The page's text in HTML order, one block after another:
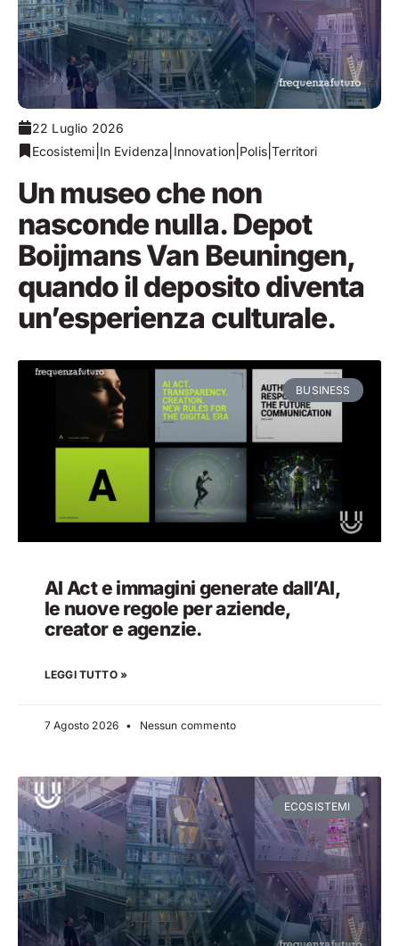
22 Luglio 2026
Ecosistemi In Evidenza Innovation Polis|Territori
Un museo che non
nasconde nulla. Depot
Boijmans Van Beuningen,
quando il deposito diventa
un’esperienza culturale.
BUSINESS
AI Act e immagini generate dall’AI,
le nuove regole per aziende,
creator e agenzie.
LEGGI TUTTO »
7 Agosto 2026 Nessun commento
ECOSISTEMI